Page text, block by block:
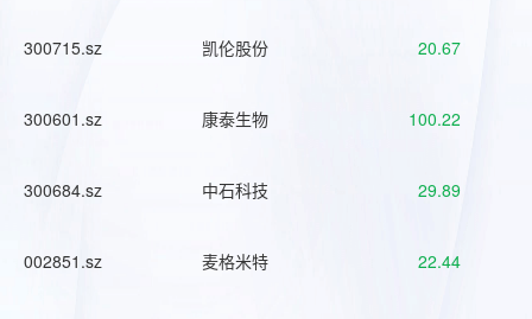
300715.sz 凯伦股份 20.67
300601.sz 康泰生物 100.22
300684.sz 中石科技 29.89
002851.sz 麦格米特 22.44